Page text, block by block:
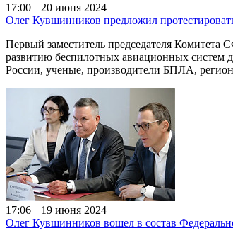
17:00 || 20 июня 2024
Олег Кувшинников предложил
Первый заместитель председателя
развитию беспилотных авиационных систем
России, ученые, производители БПЛА,
17:06 || 19 июня 2024
Олег Кувшинников вошел в состав